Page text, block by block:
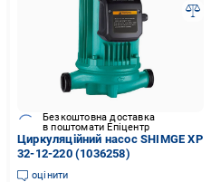
Безкоштовна доставка
в поштомати Епіцентр
Циркуляційний насос SHIMGE XP
32-12-220 (1036258)
оцінити